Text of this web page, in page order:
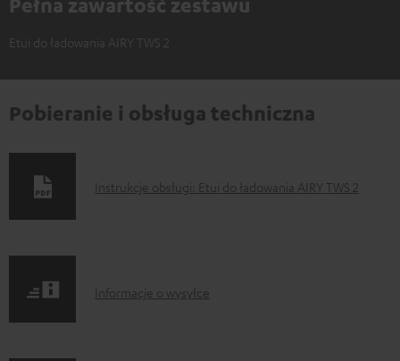
Etui do ładowania AIRY TWS 2
Pobieranie i obsługa techniczna
D
m
Instrukcje obsługi: Etui do ładowania AIRY TWS 2
IInformacje o wysyłce